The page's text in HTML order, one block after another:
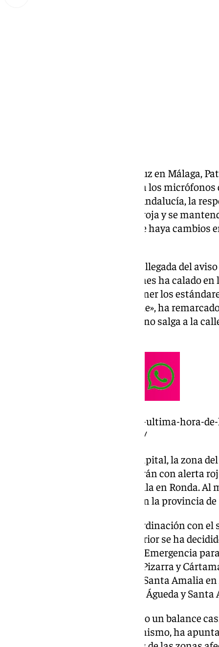
La delegada del Gobierno andaluz en Málaga,
balance de la DANA en Málaga a los micrófonos
mando de Emergencias 112 de Andalucía, la
provincia: «Seguimos en alerta roja y se
las doce de la noche a no ser que haya cambios
Navarro ha indicado que tras la llegada del
enlace sobre las recomendaciones ha calado
cautelosos y precavidos, mantener los
y colectiva, y evitar salir a la calle», ha
instituciones para que la gente no salga a la
https://www.101tv.es/directo-y-ultima-hora-
activa-alerta-roja-por-lluvias-2/
Un aviso que afecta a Málaga capital, la zona
Occidente y Axarquía continuarán con alerta
estará en Antequera; y la amarilla en Ronda. Al
había más de 300 incidencias en la provincia
Después de una reunión de coordinación con el
Consejero de Presidencia e Interior se ha
coordinación del dispositivo de Emergencia
desalojadas. «La zona de Álora, Pizarra y
de ayer y se amplió a la zona de Santa Amalia
barriadas malagueñas de Santa Águeda y
La delegada de la Junta ha hecho un balance
provincia con la situación. Asimismo, ha